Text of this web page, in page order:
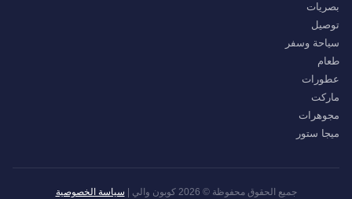
بصريات
توصيل
سياحة وسفر
طعام
عطورات
ماركت
مجوهرات
ميجا ستور
جميع الحقوق محفوظة © 2026 كوبون والي | سياسة الخصوصية